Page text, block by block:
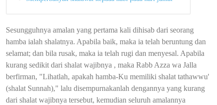
Sesungguhnya amalan yang pertama kali dihisab dari seorang
hamba ialah shalatnya. Apabila baik, maka ia telah beruntung dan
selamat; dan bila rusak, maka ia telah rugi dan menyesal. Apabila
kurang sedikit dari shalat wajibnya , maka Rabb Azza wa Jalla
berfirman, "Lihatlah, apakah hamba-Ku memiliki shalat tathawwu'
(shalat Sunnah)," lalu disempurnakanlah dengannya yang kurang
dari shalat wajibnya tersebut, kemudian seluruh amalannya